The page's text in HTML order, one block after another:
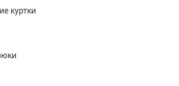
куртки